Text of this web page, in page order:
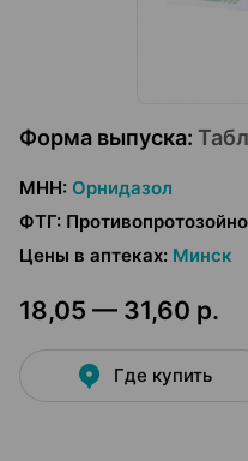
Форма выпуска:
МНН: Орнидазол
ФТГ:
Цены в аптеках: Минск
18,05 — 31,60 р.
Где купить